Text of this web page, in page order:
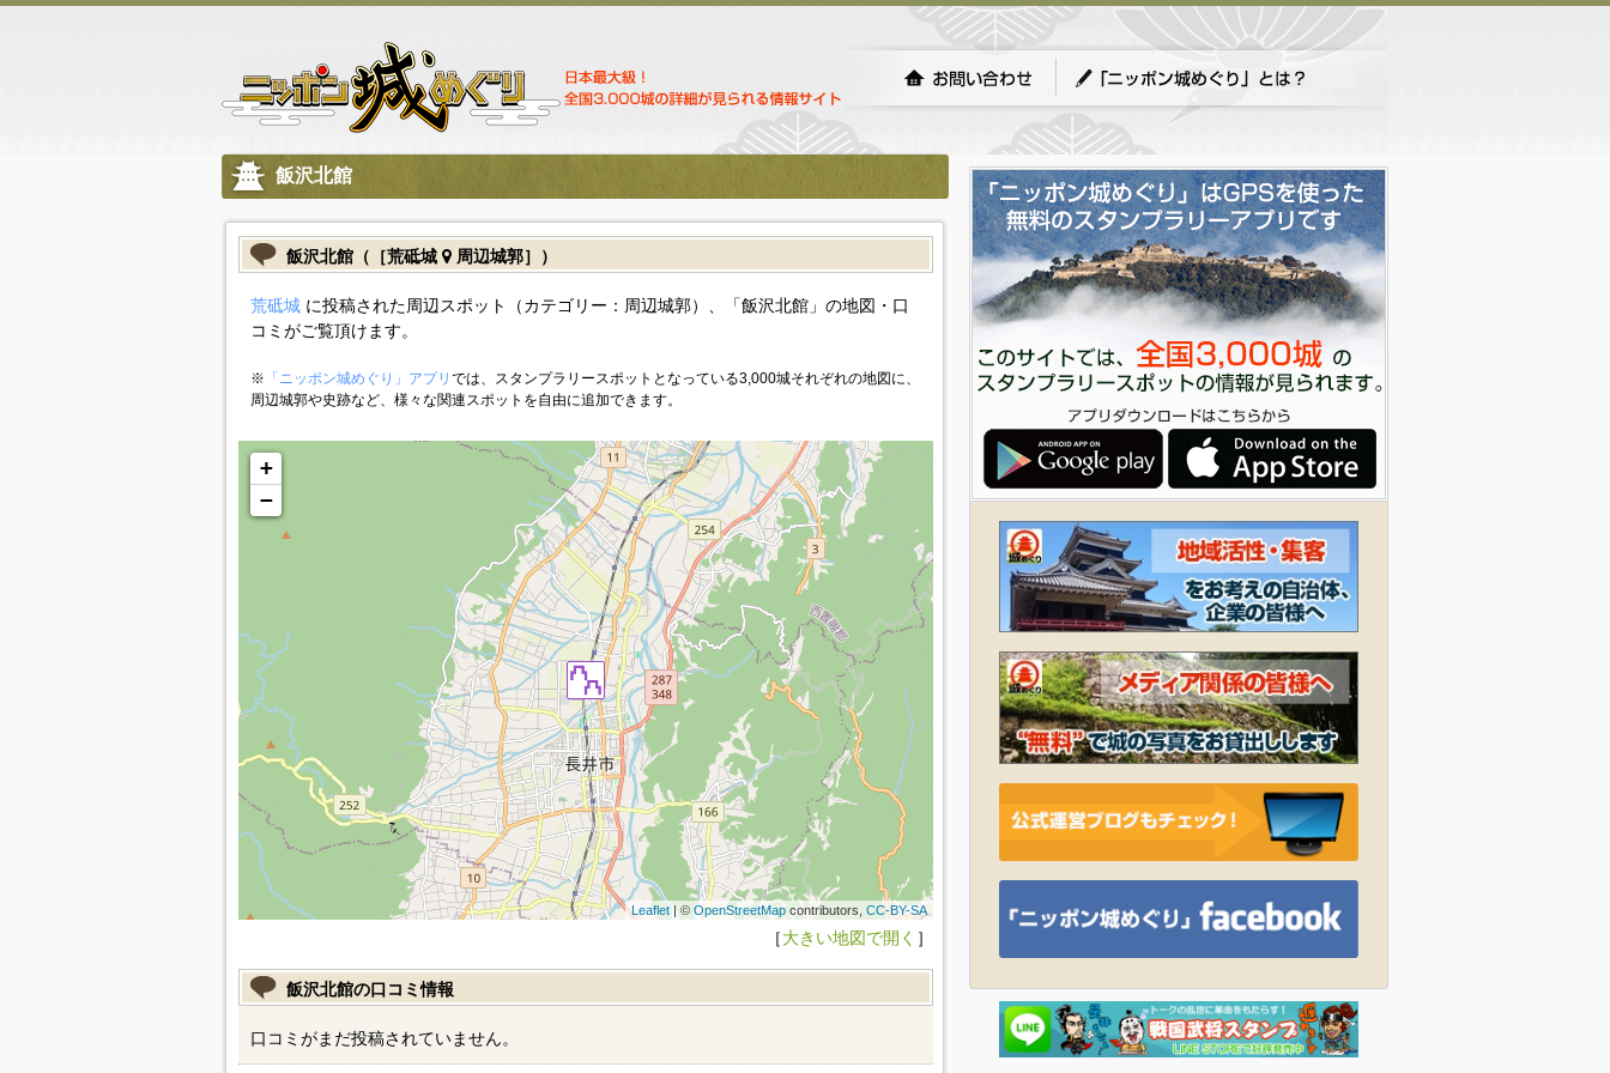
飯沢北館
飯沢北館（［荒砥城 周辺城郭］）
荒砥城に投稿された周辺スポット（カテゴリー：周辺城郭）、「飯沢北館」の地図・口
コミがご覧頂けます。
※ 「ニッポン城めぐり」アプリ では、スタンプラリースポットとなっている3,000城それぞれの地図に、
周辺城郭や史跡など、様々な関連スポットを自由に追加できます。
+
−
Leaflet| © OpenStreetMapcontributors, CC-BY-SA
［大きい地図で開く ］
飯沢北館の口コミ情報
口コミがまだ投稿されていません。